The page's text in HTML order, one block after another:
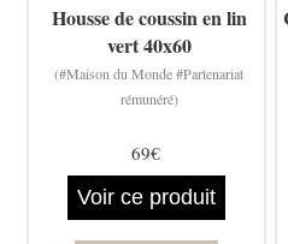
Housse de coussin en lin
vert 40x60
(#Maison du Monde #Partenariat
rémunéré)
69€
Voir ce produit